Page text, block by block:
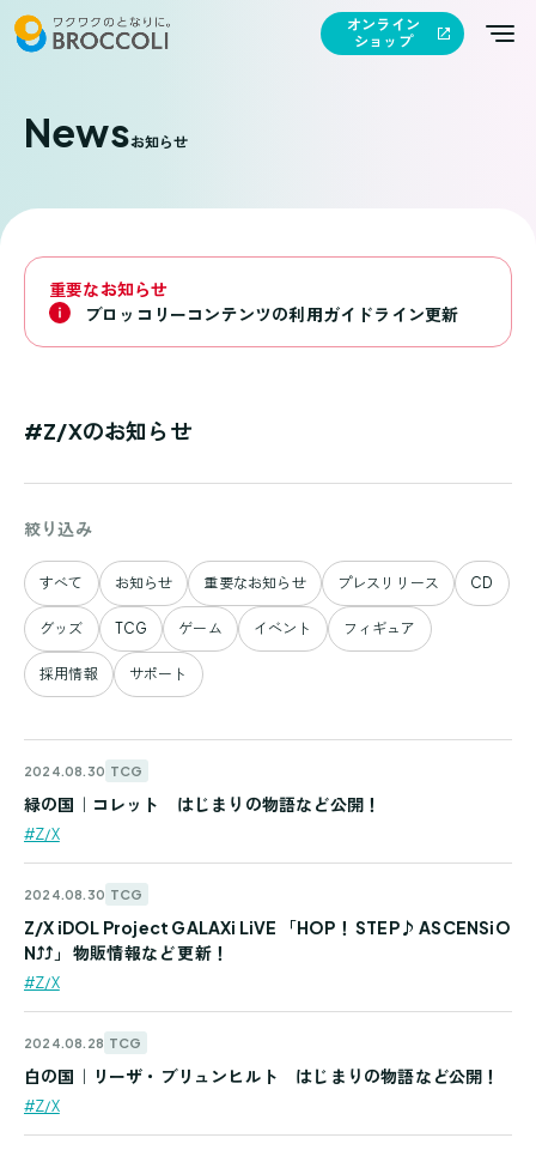
オンライン
ショップ
Newsお知らせ
重要なお知らせ
ブロッコリーコンテンツの利用ガイドライン更新
#Z/Xのお知らせ
絞り込み
すべて お知らせ 重要なお知らせ プレスリリース CD
グッズ TCG ゲーム イベント フィギュア
採用情報 サポート
2024.08.30 TCG
#Z/X
緑の国｜コレット はじまりの物語など公開！
2024.08.30 TCG
#Z/X
Z/X iDOL Project GALAXi LiVE 「HOP！ STEP♪ ASCENSiO
N⤴⤴」 物販情報など 更新！
2024.08.28 TCG
#Z/X
白の国｜リーザ・ブリュンヒルト はじまりの物語など公開！